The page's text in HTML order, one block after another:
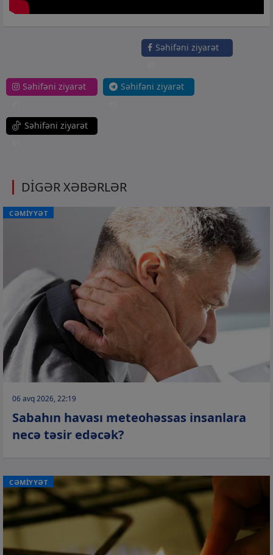
Səhifəni ziyarət
Səhifəni ziyarət
Səhifəni ziyarət
Səhifəni ziyarət
DİGƏR XƏBƏRLƏR
CƏMİYYƏT
06 avq 2026, 22:19
Sabahın havası meteohəssas insanlara
necə təsir edəcək?
CƏMİYYƏT